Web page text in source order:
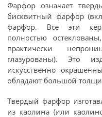
Фарфор означает
бисквитный фарфор
фарфор. Все эти
полностью
практически
глазурованы). Это
искусственно
обладают большой
Твердый фарфор
из каолина (или